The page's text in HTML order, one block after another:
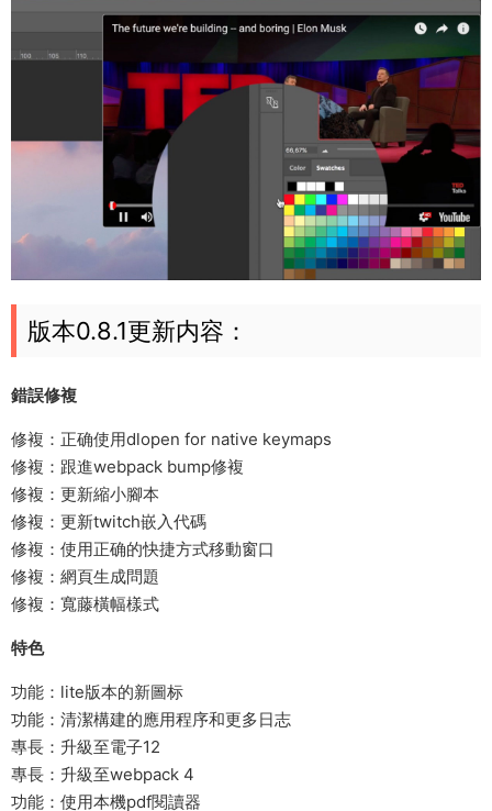
版本0.8.1更新内容：
錯誤修複
修複：正确使用dlopen for native keymaps
修複：跟進webpack bump修複
修複：更新縮小腳本
修複：更新twitch嵌入代碼
修複：使用正确的快捷方式移動窗口
修複：網頁生成問題
修複：寬藤橫幅樣式
特色
功能：lite版本的新圖标
功能：清潔構建的應用程序和更多日志
專長：升級至電子12
專長：升級至webpack 4
功能：使用本機pdf閱讀器